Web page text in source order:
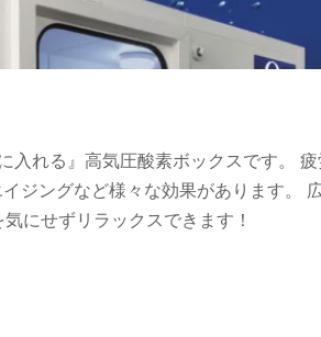
入れる』高気圧酸素ボックスです。
ジングなど様々な効果があります。
にせずリラックスできます！